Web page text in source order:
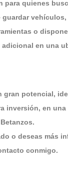
para quienes
vehículos,
o
adicional en una
gran potencial,
inversión, en
o deseas más
conmigo.